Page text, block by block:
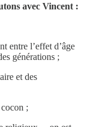
avec Vincent :
entre l’effet d’âge
générations ;
et des
;